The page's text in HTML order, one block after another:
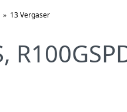
» 13 Vergaser